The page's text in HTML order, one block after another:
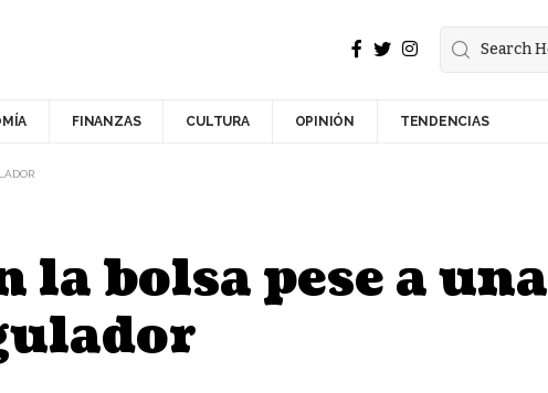
FINANZAS CULTURA OPINIÓN TENDENCIAS
la bolsa pese a una